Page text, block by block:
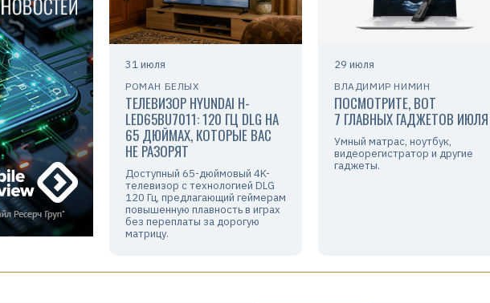
31 июля
РОМАН БЕЛЫХ
ТЕЛЕВИЗОР HYUNDAI H-
LED65BU7011: 120 ГЦ DLG НА
65 ДЮЙМАХ, КОТОРЫЕ ВАС
НЕ РАЗОРЯТ
Доступный 65-дюймовый 4K-
телевизор с технологией DLG
120 Гц, предлагающий геймерам
повышенную плавность в играх
без переплаты за дорогую
матрицу.
29 июля
ВЛАДИМИР НИМИН
ПОСМОТРИТЕ, ВОТ
7 ГЛАВНЫХ ГАДЖЕТОВ ИЮЛЯ
Умный матрас, ноутбук,
видеорегистратор и другие
гаджеты.